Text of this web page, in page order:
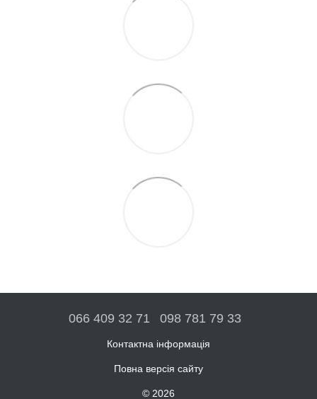
066 409 32 71 098 781 79 33
Контактна інформація
Повна версія сайту
© 2026